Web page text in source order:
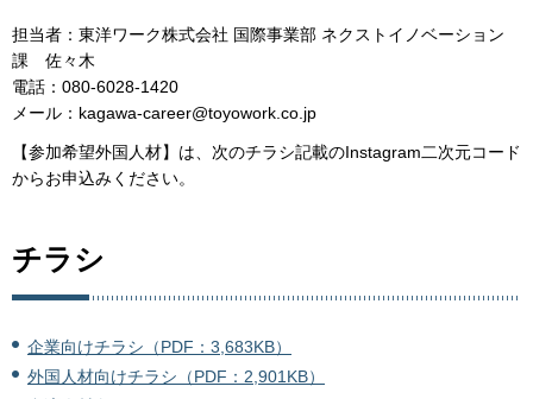
担当者：東洋ワーク株式会社 国際事業部 ネクストイノベーション
課 佐々木
電話：080-6028-1420
メール：kagawa-career@toyowork.co.jp
【参加希望外国人材】は、次のチラシ記載のInstagram二次元コード
からお申込みください。
チラシ
企業向けチラシ（PDF：3,683KB）
外国人材向けチラシ（PDF：2,901KB）